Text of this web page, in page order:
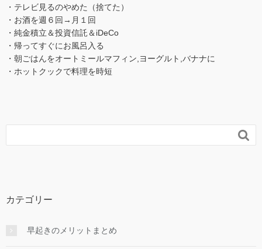
・テレビ見るのやめた（捨てた）
・お酒を週６回→月１回
・純金積立＆投資信託＆iDeCo
・帰ってすぐにお風呂入る
・朝ごはんをオートミールマフィン,ヨーグルト,バナナに
・ホットクックで料理を時短

カテゴリー
早起きのメリットまとめ